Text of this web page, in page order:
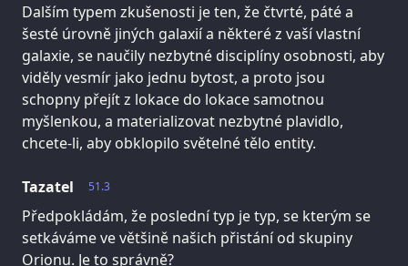
Dalším typem zkušenosti je ten, že čtvrté, páté a
šesté úrovně jiných galaxií a některé z vaší vlastní
galaxie, se naučily nezbytné disciplíny osobnosti, aby
viděly vesmír jako jednu bytost, a proto jsou
schopny přejít z lokace do lokace samotnou
myšlenkou, a materializovat nezbytné plavidlo,
chcete-li, aby obklopilo světelné tělo entity.
51.3
Tazatel
Předpokládám, že poslední typ je typ, se kterým se
setkáváme ve většině našich přistání od skupiny
Orionu. Je to správně?